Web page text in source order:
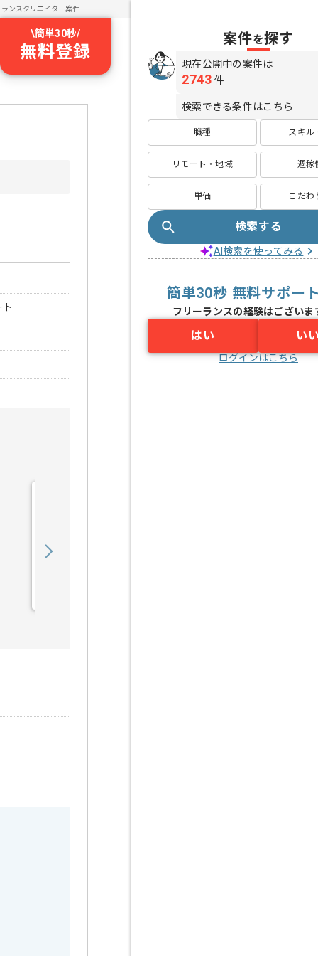
ランスクリエイター案件
\簡単30秒/
無料登録
案件を探す
現在公開中の案件は
2743 件
検索できる条件はこちら
職種 スキル
リモート・地域 週稼
単価 こだわ
検索する
AI検索を使ってみる
簡単30秒 無料サポー
フリーランスの経験はございま
はい い
ログインはこちら